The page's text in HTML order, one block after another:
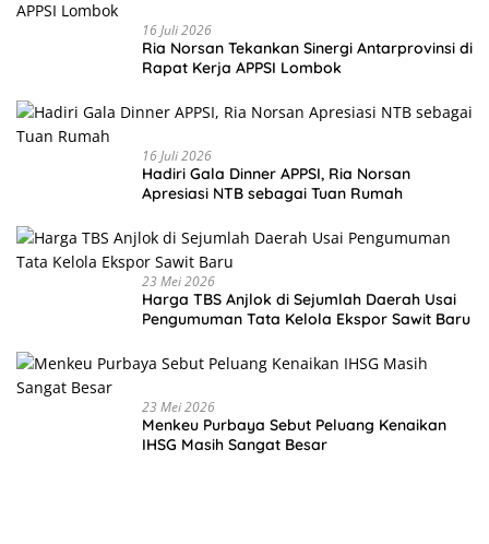
16 Juli 2026
Ria Norsan Tekankan Sinergi Antarprovinsi di
Rapat Kerja APPSI Lombok
16 Juli 2026
Hadiri Gala Dinner APPSI, Ria Norsan
Apresiasi NTB sebagai Tuan Rumah
23 Mei 2026
Harga TBS Anjlok di Sejumlah Daerah Usai
Pengumuman Tata Kelola Ekspor Sawit Baru
23 Mei 2026
Menkeu Purbaya Sebut Peluang Kenaikan
IHSG Masih Sangat Besar